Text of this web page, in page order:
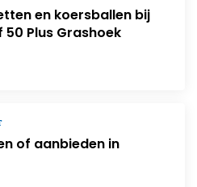
en koersballen bij
50 Plus Grashoek
of aanbieden in